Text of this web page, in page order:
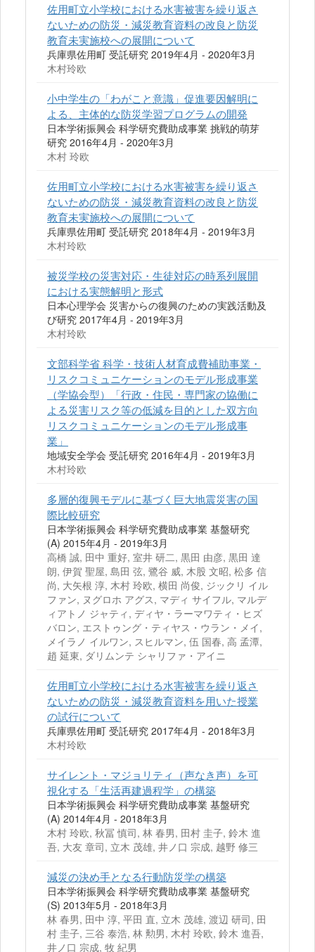
佐用町立小学校における水害被害を繰り返さ
ないための防災・減災教育資料の改良と防災
教育未実施校への展開について
兵庫県佐用町 受託研究 2019年4月 - 2020年3月
木村玲欧
小中学生の「わがこと意識」促進要因解明に
よる、主体的な防災学習プログラムの開発
日本学術振興会 科学研究費助成事業 挑戦的萌芽
研究 2016年4月 - 2020年3月
木村 玲欧
佐用町立小学校における水害被害を繰り返さ
ないための防災・減災教育資料の改良と防災
教育未実施校への展開について
兵庫県佐用町 受託研究 2018年4月 - 2019年3月
木村玲欧
被災学校の災害対応・生徒対応の時系列展開
における実態解明と形式
日本心理学会 災害からの復興のための実践活動及
び研究 2017年4月 - 2019年3月
木村玲欧
文部科学省 科学・技術人材育成費補助事業・
リスクコミュニケーションのモデル形成事業
（学協会型）「行政・住民・専門家の協働に
よる災害リスク等の低減を目的とした双方向
リスクコミュニケーションのモデル形成事
業」
地域安全学会 受託研究 2016年4月 - 2019年3月
木村玲欧
多層的復興モデルに基づく巨大地震災害の国
際比較研究
日本学術振興会 科学研究費助成事業 基盤研究
(A) 2015年4月 - 2019年3月
高橋 誠, 田中 重好, 室井 研二, 黒田 由彦, 黒田 達
朗, 伊賀 聖屋, 島田 弦, 鷺谷 威, 木股 文昭, 松多 信
尚, 大矢根 淳, 木村 玲欧, 横田 尚俊, ジックリ イル
ファン, ヌグロホ アグス, マディ サイフル, マルデ
ィアトノ ジャティ, ディヤ・ラーマワティ・ヒズ
バロン, エストゥング・ティヤス・ウラン・メイ,
メイラノ イルワン, スヒルマン, 伍 国春, 高 孟潭,
趙 延東, ダリムンテ シャリファ・アイニ
佐用町立小学校における水害被害を繰り返さ
ないための防災・減災教育資料を用いた授業
の試行について
兵庫県佐用町 受託研究 2017年4月 - 2018年3月
木村玲欧
サイレント・マジョリティ（声なき声）を可
視化する「生活再建過程学」の構築
日本学術振興会 科学研究費助成事業 基盤研究
(A) 2014年4月 - 2018年3月
木村 玲欧, 秋冨 慎司, 林 春男, 田村 圭子, 鈴木 進
吾, 大友 章司, 立木 茂雄, 井ノ口 宗成, 越野 修三
減災の決め手となる行動防災学の構築
日本学術振興会 科学研究費助成事業 基盤研究
(S) 2013年5月 - 2018年3月
林 春男, 田中 淳, 平田 直, 立木 茂雄, 渡辺 研司, 田
村 圭子, 三谷 泰浩, 林 勲男, 木村 玲欧, 鈴木 進吾,
井ノ口 宗成, 牧 紀男